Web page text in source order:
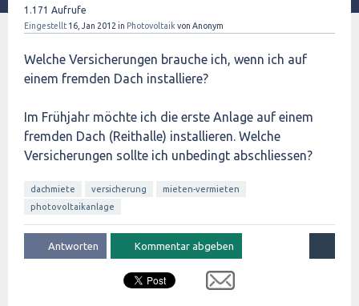
1.171 Aufrufe
Eingestellt 16, Jan 2012 in Photovoltaik von Anonym
Welche Versicherungen brauche ich, wenn ich auf
einem fremden Dach installiere?
Im Frühjahr möchte ich die erste Anlage auf einem
fremden Dach (Reithalle) installieren. Welche
Versicherungen sollte ich unbedingt abschliessen?
dachmiete versicherung
mieten-vermieten
photovoltaikanlage